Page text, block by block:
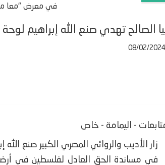
في معرض "معا من
الصالح تهدي صنع الله إبراهيم لوحة
08/02/2024
- اليمامة - خاص
زار الأديب والروائي المصري الكبير صنع
في مساندة الحق العادل لفلسطين في